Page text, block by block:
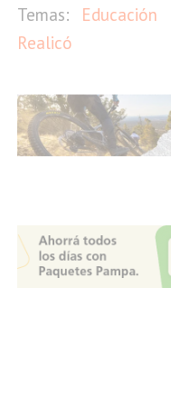
Educación
Realicó